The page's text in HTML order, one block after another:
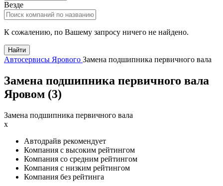
Везде
К сожалению, по Вашему запросу ничего не найдено.
Найти
Автосервисы Ярового Замена подшипника первичного вала
Замена подшипника первичного вала
Яровом (3)
Замена подшипника первичного вала
x
Автодрайв рекомендует
Компания с высоким рейтингом
Компания со средним рейтингом
Компания с низким рейтингом
Компания без рейтинга